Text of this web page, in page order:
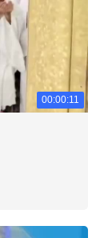
00:00:11